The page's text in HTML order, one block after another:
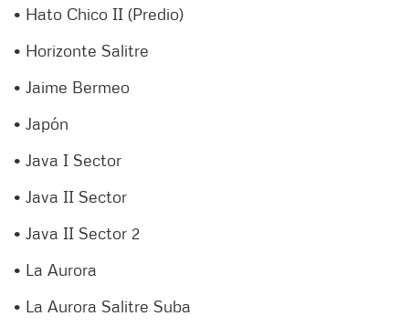
• Hato Chico II (Predio)
• Horizonte Salitre
• Jaime Bermeo
• Japón
• Java I Sector
• Java II Sector
• Java II Sector 2
• La Aurora
• La Aurora Salitre Suba